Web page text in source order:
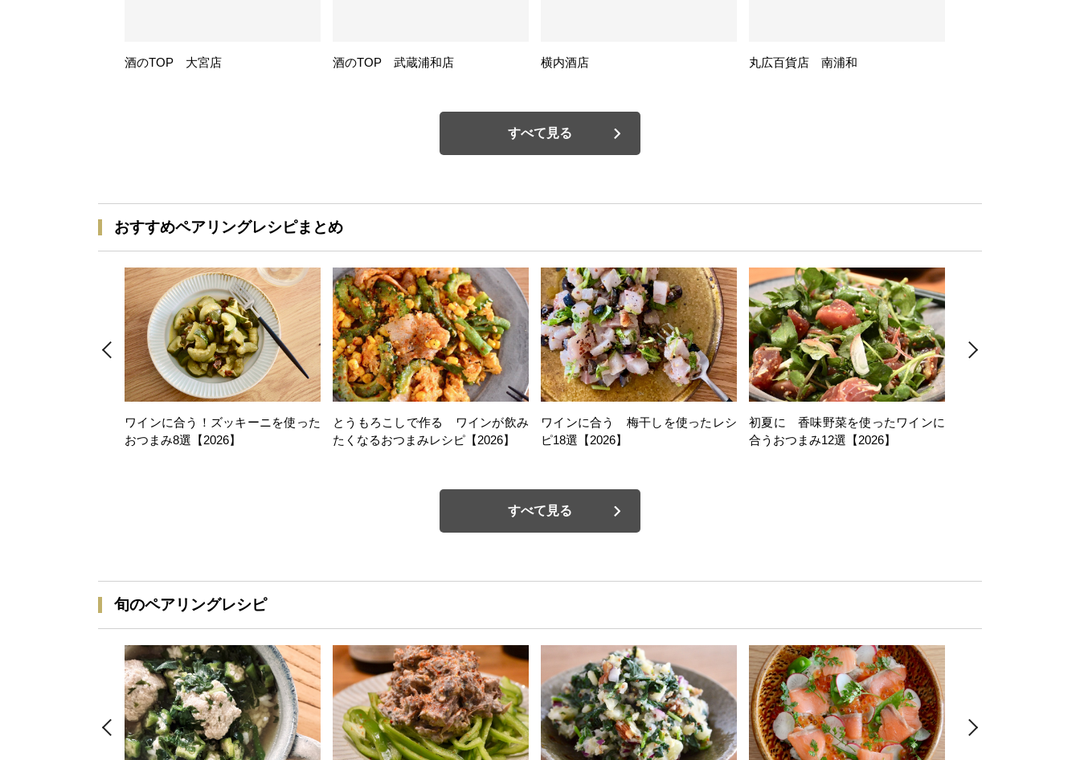
酒のTOP 大宮店 酒のTOP 武蔵浦和店 横内酒店 丸広百貨店 南浦和
すべて見る
おすすめペアリングレシピまとめ
ワインに合う！ズッキーニを使った
おつまみ8選【2026】
とうもろこしで作る ワインが飲み
たくなるおつまみレシピ【2026】
ワインに合う 梅干しを使ったレシ
ピ18選【2026】
初夏に 香味野菜を使ったワインに
合うおつまみ12選【2026】
すべて見る
旬のペアリングレシピ